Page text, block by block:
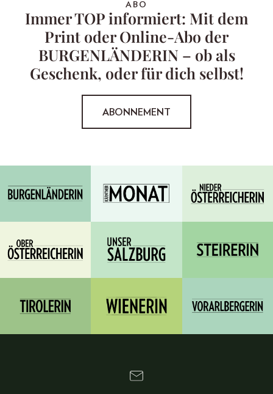
ABO
Immer TOP informiert: Mit dem
Print oder Online-Abo der
BURGENLÄNDERIN – ob als
Geschenk, oder für dich selbst!
ABONNEMENT